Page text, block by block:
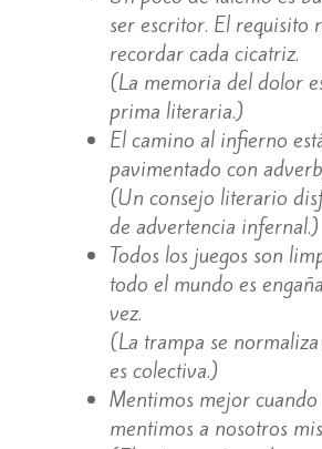
ser escritor. El requisito
recordar cada cicatriz.
(La memoria del dolor
prima literaria.)
El camino al infierno
pavimentado con
(Un consejo literario
de advertencia infernal.)
Todos los juegos son
todo el mundo es
vez.
(La trampa se
es colectiva.)
Mentimos mejor cuando
mentimos a nosotros